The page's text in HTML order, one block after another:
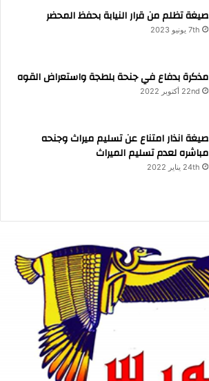
صيغة تظلم من قرار النيابة بحفظ المحضر
7th يونيو 2023
مذكرة بدفاع في جنحة بلطجة واستعراض القوه
22nd أكتوبر 2022
صيغة انذار امتناع عن تسليم ميراث وجنحه
مباشره لعدم تسليم الميراث
24th يناير 2022